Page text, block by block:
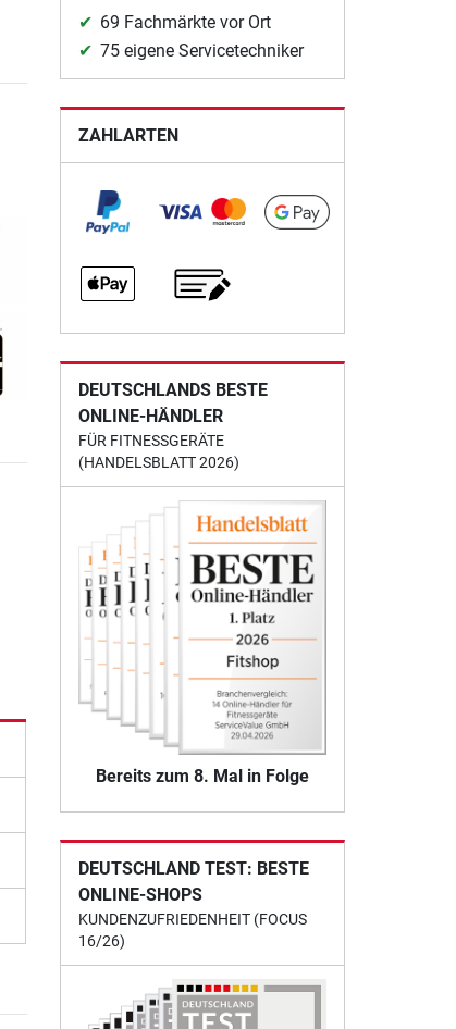
69 Fachmärkte vor Ort
75 eigene Servicetechniker
ZAHLARTEN
DEUTSCHLANDS BESTE
ONLINE-HÄNDLER
FÜR FITNESSGERÄTE
(HANDELSBLATT 2026)
Bereits zum 8. Mal in Folge
DEUTSCHLAND TEST: BESTE
ONLINE-SHOPS
KUNDENZUFRIEDENHEIT (FOCUS
16/26)